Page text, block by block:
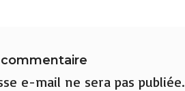
e-mail ne sera pas publiée.